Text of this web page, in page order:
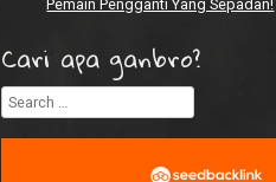
Pemain Pengganti Yang Sepadan!
Cari apa ganbro?
Search